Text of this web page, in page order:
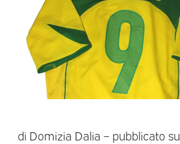
di Domizia Dalia – pubblicato su